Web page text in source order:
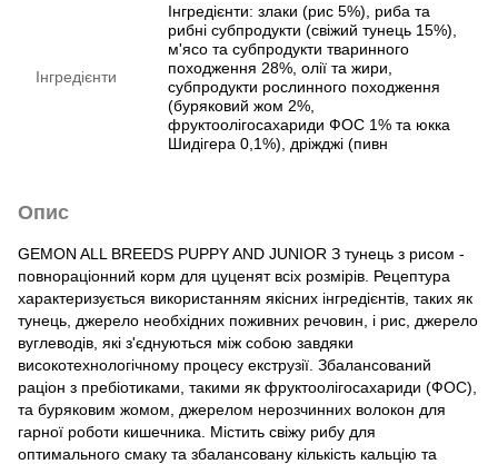
Інгредієнти
Інгредієнти: злаки (рис 5%), риба та
рибні субпродукти (свіжий тунець 15%),
м'ясо та субпродукти тваринного
походження 28%, олії та жири,
субпродукти рослинного походження
(буряковий жом 2%,
фруктоолігосахариди ФОС 1% та юкка
Шидігера 0,1%), дріжджі (пивн
Опис
GEMON ALL BREEDS PUPPY AND JUNIOR З тунець з рисом -
повнораціонний корм для цуценят всіх розмірів. Рецептура
характеризується використанням якісних інгредієнтів, таких як
тунець, джерело необхідних поживних речовин, і рис, джерело
вуглеводів, які з'єднуються між собою завдяки
високотехнологічному процесу екструзії. Збалансований
раціон з пребіотиками, такими як фруктоолігосахариди (ФОС),
та буряковим жомом, джерелом нерозчинних волокон для
гарної роботи кишечника. Містить свіжу рибу для
оптимального смаку та збалансовану кількість кальцію та